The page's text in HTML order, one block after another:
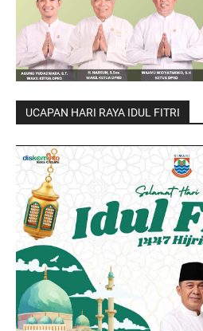
UCAPAN HARI RAYA IDUL FITRI